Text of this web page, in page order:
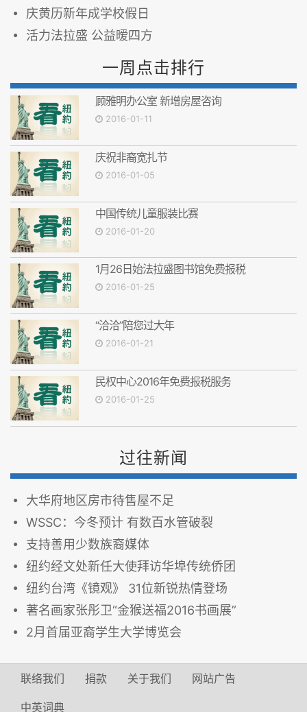
庆黄历新年成学校假日
活力法拉盛 公益暧四方
一周点击排行
顾雅明办公室 新增房屋咨询
2016-01-11
庆祝非裔宽扎节
2016-01-05
中国传统儿童服装比赛
2016-01-20
1月26日始法拉盛图书馆免费报税
2016-01-25
“洽洽”陪您过大年
2016-01-21
民权中心2016年免费报税服务
2016-01-25
过往新闻
大华府地区房市待售屋不足
WSSC：今冬预计 有数百水管破裂
支持善用少数族裔媒体
纽约经文处新任大使拜访华埠传统侨团
纽约台湾《镜观》 31位新锐热情登场
著名画家张彤卫“金猴送福2016书画展”
2月首届亚裔学生大学博览会
联络我们 捐款 关于我们 网站广告
中英词典